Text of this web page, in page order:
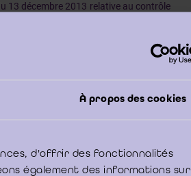
À propos des cookies
d'offrir des fonctionnalités
également des informations sur
13 décembre 2013 relative au contrôle
un rapport écrit sur le projet de fusion,